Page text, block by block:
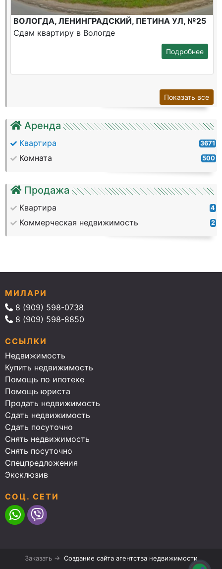
Аренда
Квартира 3671
Комната 500
Продажа
Квартира 4
Коммерческая недвижимость 2
ВОЛОГДА, ЛЕНИНГРАДСКИЙ, ПЕТИНА УЛ, №25
Сдам квартиру в Вологде
Подробнее
Показать все
МИЛАРИ
8 (909) 598-0738
8 (909) 598-8850
ССЫЛКИ
Недвижимость
Купить недвижимость
Помощь по ипотеке
Помощь юриста
Продать недвижимость
Сдать недвижимость
Сдать посуточно
Снять недвижимость
Снять посуточно
Спецпредложения
Эксклюзив
СОЦ. СЕТИ
Заказать → Создание сайта агентства недвижимости